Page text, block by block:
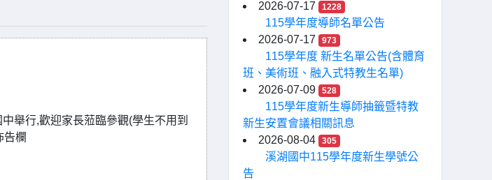
舉行,歡迎家長蒞臨參觀(學生不用到
告欄
2026-07-17
1228
115學年度導師名單公告
2026-07-17
973
115學年度 新生名單公告(含體育
班、美術班、融入式特教生名單)
2026-07-09
528
115學年度新生導師抽籤暨特教
新生安置會議相關訊息
2026-08-04
305
溪湖國中115學年度新生學號公
告